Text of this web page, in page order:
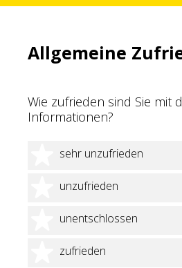
Allgemeine
Wie zufrieden sind Sie mit
Informationen?
sehr unzufrieden
1 Stern
unzufrieden
2 Sterne
unentschlossen
3 Sterne
zufrieden
4 Sterne